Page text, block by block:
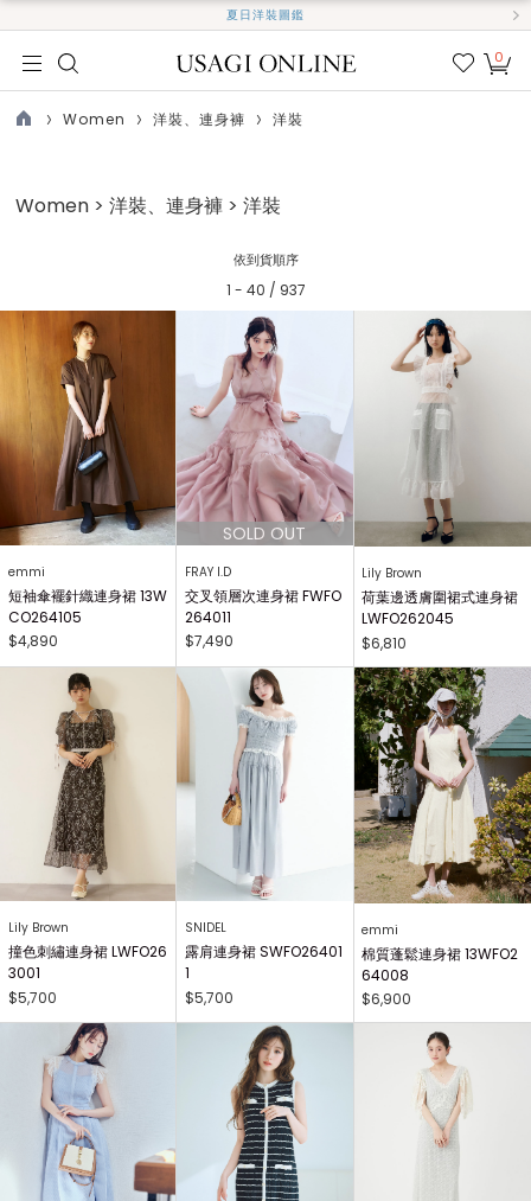
夏日洋裝圖鑑
我的
0
Women 洋裝、連身褲 洋裝
Women > 洋裝、連身褲 > 洋裝
依到貨順序
1 - 40 / 937
emmi
短袖傘襬針織連身裙 13W
CO264105
$4,890
FRAY I.D
交叉領層次連身裙 FWFO
264011
$7,490
Lily Brown
荷葉邊透膚圍裙式連身裙
LWFO262045
$6,810
Lily Brown
撞色刺繡連身裙 LWFO26
3001
$5,700
SNIDEL
露肩連身裙 SWFO26401
1
$5,700
emmi
棉質蓬鬆連身裙 13WFO2
64008
$6,900